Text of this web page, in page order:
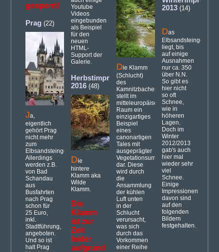
gesperrt!
Prag (22)
Ja,
eigentlich
gehört Prag
nicht mehr
zum
Elbsandsteingebirge.
Allerdings
werden z.B.
von Bad
Schandau
aus
Busfahrten
nach Prag
schon für
25 Euro,
inkl.
Stadtführung,
angeboten.
Und so ist
halt Prag
Youtube
Videos
eingebunden
als Beispiel
für den
neuen
HTML-
Support der
Galerie.
Herbstimpressionen
2016 (48)
Die
hintere
Klamm aka
Wilde
Klamm.
Die
Klamm
ist zur
Zeit
leider
aufgrund
Die Klamm
(Schlucht)
des
Kamnitzbaches
stellt im
mitteleuropäischen
Raum ein
einzigartiges
Beispiel
eines
canonartigen
Tales mit
ausgeprägter
Vegetationsumkehr
dar. Diese
wird durch
die
Ansammlung
der kühlen
Luft unten
in der
Schlucht
verursacht,
was sich
durch das
Vorkommen
einer Reihe
2013 (14)
Das
Elbsandsteingebirge
liegt, bis
auf einige
Ausnahmen
nur ca. 350
über N.N.
So gibt es
hier nicht
so oft
Schnee,
wie in
höheren
Lagen.
Doch im
Winter
2012/2013
gab's auch
hier mal
wieder sehr
viel
Schnee.
Einige
Impressionen
davon sind
auf den
folgenden
Bildern
festgehalten.